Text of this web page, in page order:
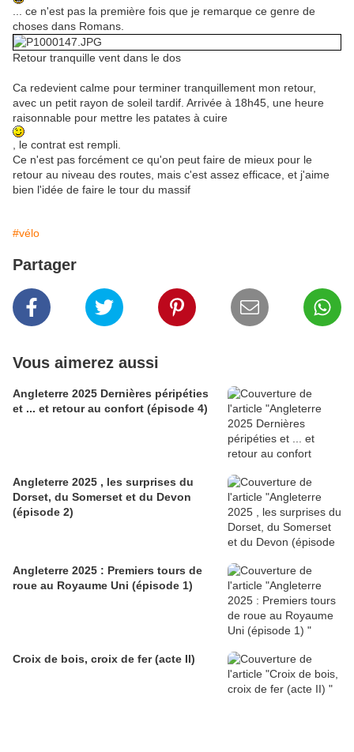
... ce n'est pas la première fois que je remarque ce genre de
choses dans Romans.
Retour tranquille vent dans le dos
Ca redevient calme pour terminer tranquillement mon retour,
avec un petit rayon de soleil tardif. Arrivée à 18h45, une heure
raisonnable pour mettre les patates à cuire
, le contrat est rempli.
Ce n'est pas forcément ce qu'on peut faire de mieux pour le
retour au niveau des routes, mais c'est assez efficace, et j'aime
bien l'idée de faire le tour du massif
#vélo
Partager
Vous aimerez aussi
Angleterre 2025 Dernières péripéties
et ... et retour au confort (épisode 4)
Angleterre 2025 , les surprises du
Dorset, du Somerset et du Devon
(épisode 2)
Angleterre 2025 : Premiers tours de
roue au Royaume Uni (épisode 1)
Croix de bois, croix de fer (acte II)